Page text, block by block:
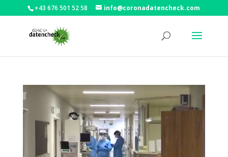
+43 676 501 52 58 info@coronadatencheck.com